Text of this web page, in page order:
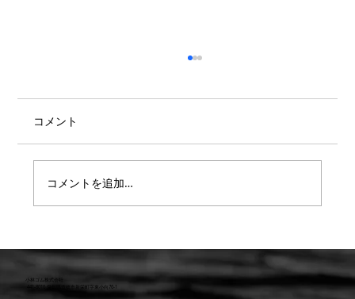
らせ
コメント
コメントを追加…
小林ゴム株式会社
441-8016 愛知県豊橋市新栄町字東小向76-1